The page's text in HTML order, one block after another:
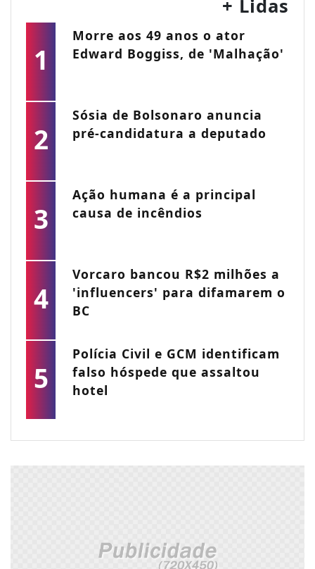
+ Lidas
1
Morre aos 49 anos o ator
Edward Boggiss, de 'Malhação'
2
Sósia de Bolsonaro anuncia
pré-candidatura a deputado
3
Ação humana é a principal
causa de incêndios
4
Vorcaro bancou R$2 milhões a
'influencers' para difamarem o
BC
5
Polícia Civil e GCM identificam
falso hóspede que assaltou
hotel